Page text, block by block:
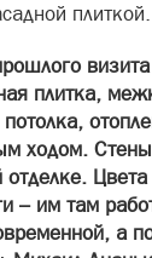
плиткой.
плитка,
ходом.
отделке.
– им там
а